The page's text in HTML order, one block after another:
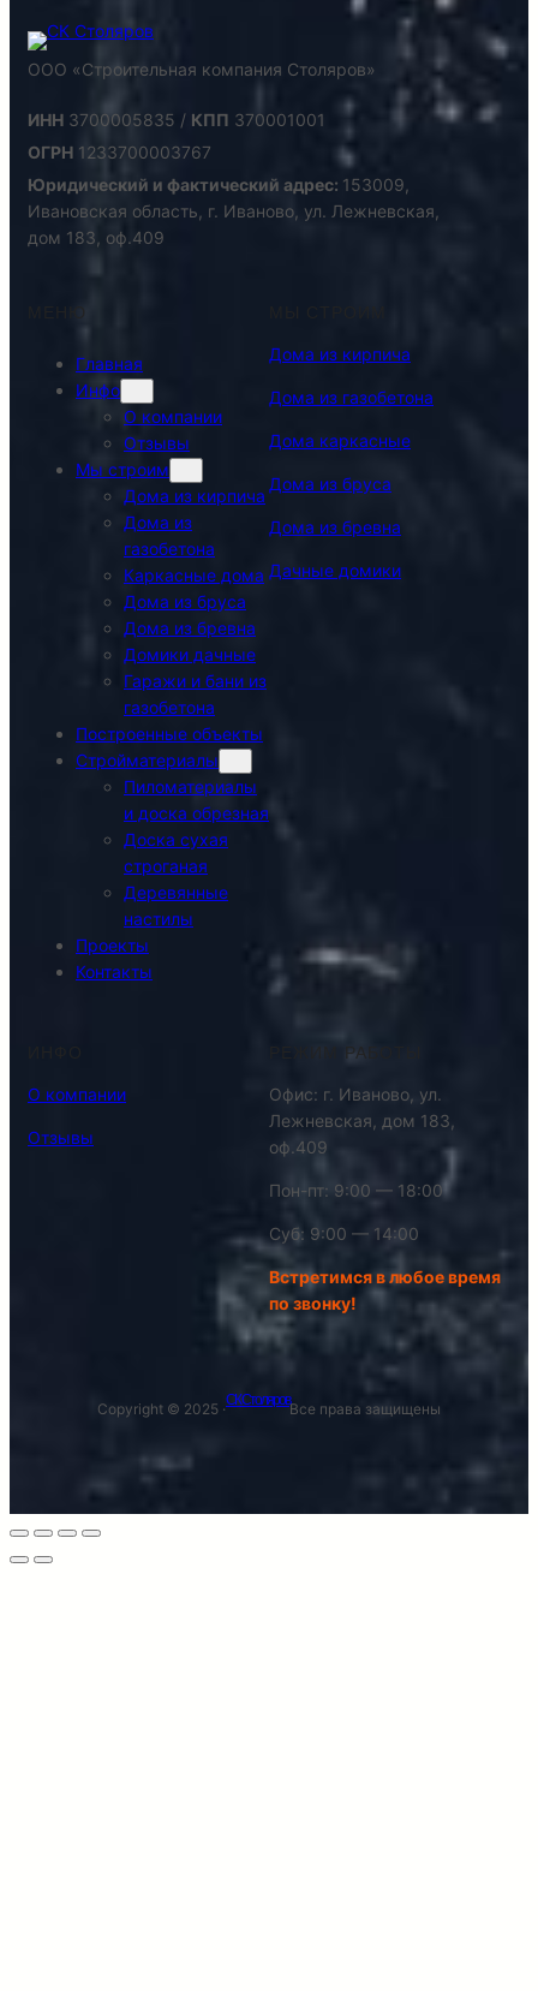
ООО «Строительная компания Столяров»
ИНН 3700005835 / КПП 370001001
ОГРН 1233700003767
Юридический и фактический адрес: 153009,
Ивановская область, г. Иваново, ул. Лежневская,
дом 183, оф.409
Главная
Инфо
О компании
Отзывы
Мы строим
Дома из кирпича
Дома из
газобетона
Каркасные дома
Дома из бруса
Дома из бревна
Домики дачные
Гаражи и бани из
газобетона
Построенные объекты
Стройматериалы
Пиломатериалы
и доска обрезная
Доска сухая
строганая
Деревянные
настилы
Проекты
Контакты
Дома из кирпича
Дома из газобетона
Дома каркасные
Дома из бруса
Дома из бревна
Дачные домики
О компании
Отзывы
РЕЖИМ РАБОТЫ
Офис: г. Иваново, ул.
Лежневская, дом 183,
оф.409
Пон-пт: 9:00 — 18:00
Суб: 9:00 — 14:00
Встретимся в любое время
по звонку!
Copyright © 2025 ·
СК Столяров
Все права защищены